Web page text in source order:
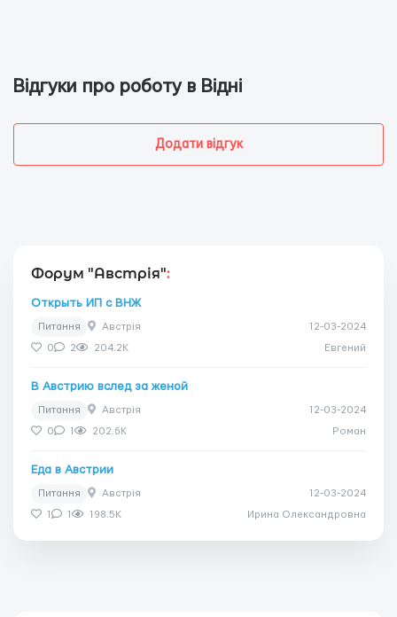
Відгуки про роботу в Відні
Додати відгук
Форум "Австрія":
Открыть ИП с ВНЖ
Питання Австрія 12-03-2024
0 2 204.2K Евгений
В Австрию вслед за женой
Питання Австрія 12-03-2024
0 202.6K Роман
Еда в Австрии
Питання Австрія 12-03-2024
198.5K Ирина Олександровна